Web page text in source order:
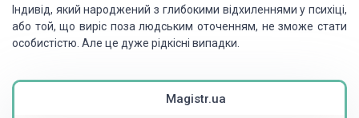
Індивід, який народжений з глибокими відхиленнями у психіці,
або той, що виріс поза людським оточенням, не зможе стати
особистістю. Але це дуже рідкісні випадки.
Magistr.ua